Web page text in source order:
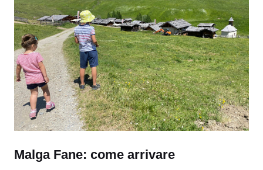
Malga Fane: come arrivare